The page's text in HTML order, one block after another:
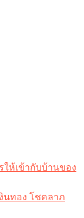
ให้เข้ากับบ้านของ
นทอง โชคลาภ